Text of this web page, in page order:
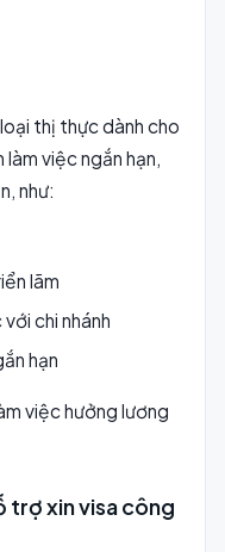
thị thực dành cho
việc ngắn hạn,
như:
lãm
chi nhánh
hạn
việc hưởng lương
trợ xin visa công